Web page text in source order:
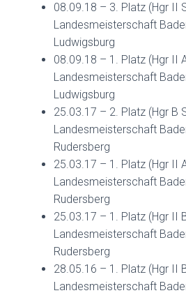
08.09.18 – 3. Platz (Hgr II
Landesmeisterschaft
Ludwigsburg
08.09.18 – 1. Platz (Hgr II
Landesmeisterschaft
Ludwigsburg
25.03.17 – 2. Platz (Hgr B
Landesmeisterschaft
Rudersberg
25.03.17 – 1. Platz (Hgr II
Landesmeisterschaft
Rudersberg
25.03.17 – 1. Platz (Hgr II
Landesmeisterschaft
Rudersberg
28.05.16 – 1. Platz (Hgr II
Landesmeisterschaft